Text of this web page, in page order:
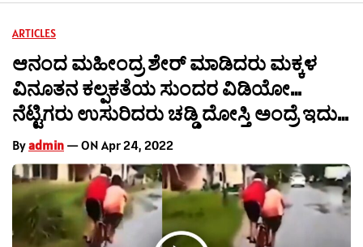
ARTICLES
ಆನಂದ ಮಹೀಂದ್ರ ಶೇರ್ ಮಾಡಿದರು ಮಕ್ಕಳ
ವಿನೂತನ ಕಲ್ಪಕತೆಯ ಸುಂದರ ವಿಡಿಯೋ…
ನೆಟ್ಟಿಗರು ಉಸುರಿದರು ಚಡ್ಡಿ ದೋಸ್ತಿ ಅಂದ್ರೆ ಇದು…
Byadmin — ON Apr 24, 2022